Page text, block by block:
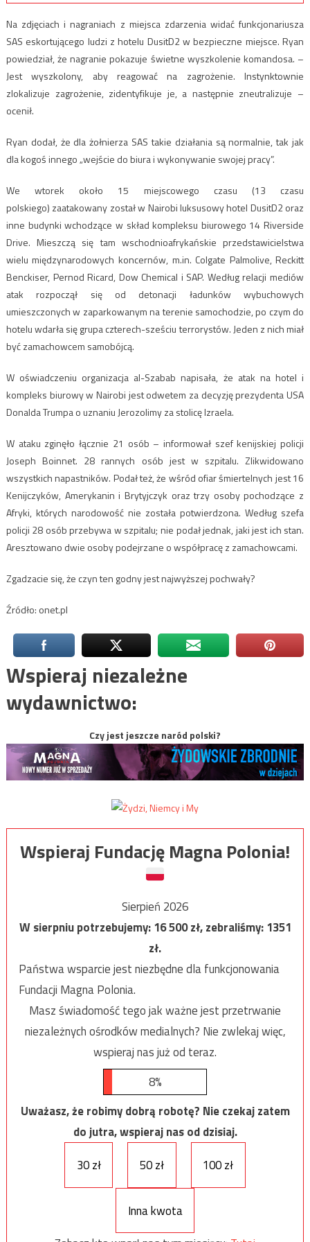
Na zdjęciach i nagraniach z miejsca zdarzenia widać funkcjonariusza
SAS eskortującego ludzi z hotelu DusitD2 w bezpieczne miejsce. Ryan
powiedział, że nagranie pokazuje świetne wyszkolenie komandosa. –
Jest wyszkolony, aby reagować na zagrożenie. Instynktownie
zlokalizuje zagrożenie, zidentyfikuje je, a następnie zneutralizuje –
ocenił.
Ryan dodał, że dla żołnierza SAS takie działania są normalnie, tak jak
dla kogoś innego „wejście do biura i wykonywanie swojej pracy”.
We wtorek około 15 miejscowego czasu (13 czasu
polskiego) zaatakowany został w Nairobi luksusowy hotel DusitD2 oraz
inne budynki wchodzące w skład kompleksu biurowego 14 Riverside
Drive. Mieszczą się tam wschodnioafrykańskie przedstawicielstwa
wielu międzynarodowych koncernów, m.in. Colgate Palmolive, Reckitt
Benckiser, Pernod Ricard, Dow Chemical i SAP. Według relacji mediów
atak rozpoczął się od detonacji ładunków wybuchowych
umieszczonych w zaparkowanym na terenie samochodzie, po czym do
hotelu wdarła się grupa czterech-sześciu terrorystów. Jeden z nich miał
być zamachowcem samobójcą.
W oświadczeniu organizacja al-Szabab napisała, że atak na hotel i
kompleks biurowy w Nairobi jest odwetem za decyzję prezydenta USA
Donalda Trumpa o uznaniu Jerozolimy za stolicę Izraela.
W ataku zginęło łącznie 21 osób – informował szef kenijskiej policji
Joseph Boinnet. 28 rannych osób jest w szpitalu. Zlikwidowano
wszystkich napastników. Podał też, że wśród ofiar śmiertelnych jest 16
Kenijczyków, Amerykanin i Brytyjczyk oraz trzy osoby pochodzące z
Afryki, których narodowość nie została potwierdzona. Według szefa
policji 28 osób przebywa w szpitalu; nie podał jednak, jaki jest ich stan.
Aresztowano dwie osoby podejrzane o współpracę z zamachowcami.
Zgadzacie się, że czyn ten godny jest najwyższej pochwały?
Źródło: onet.pl
Wspieraj niezależne
wydawnictwo:
Czy jest jeszcze naród polski?
Wspieraj Fundację Magna Polonia!
Sierpień 2026
W sierpniu potrzebujemy:16 500zł, zebraliśmy:1351
zł.
Państwa wsparcie jest niezbędne dla funkcjonowania
Fundacji Magna Polonia.
Masz świadomość tego jak ważne jest przetrwanie
niezależnych ośrodków medialnych? Nie zwlekaj więc,
wspieraj nas już od teraz.
8%
Uważasz, że robimy dobrą robotę? Nie czekaj zatem
do jutra, wspieraj nas od dzisiaj.
30 zł
50 zł 100 zł
Inna kwota